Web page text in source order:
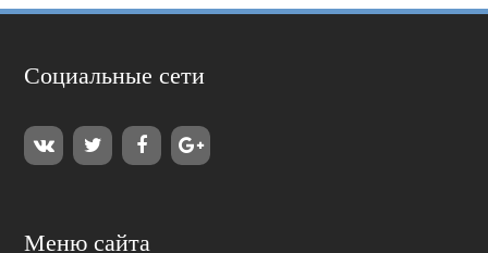
Социальные сети
Меню сайта